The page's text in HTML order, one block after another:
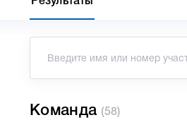
Команда (58)